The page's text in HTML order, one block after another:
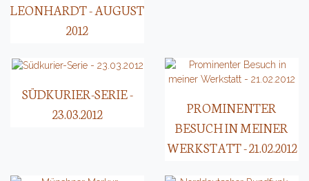
LEONHARDT - AUGUST
2012
SÜDKURIER-SERIE -
23.03.2012
PROMINENTER
BESUCH IN MEINER
WERKSTATT - 21.02.2012